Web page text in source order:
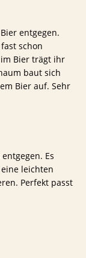
entgegen.
schon
Bier trägt ihr
baut sich
Bier auf. Sehr
Es
leichten
Perfekt passt